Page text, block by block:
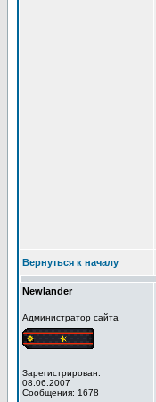
Вернуться к началу
Newlander
Администратор сайта
Зарегистрирован:
08.06.2007
Сообщения: 1678